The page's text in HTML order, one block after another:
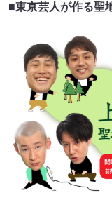
■東京芸人が作る聖